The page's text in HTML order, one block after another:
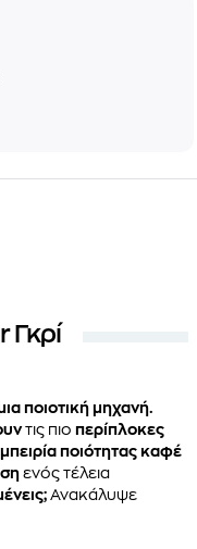
Γκρί
ποιοτική μηχανή.
τις πιο περίπλοκες
ποιότητας καφέ
ενός τέλεια
Ανακάλυψε